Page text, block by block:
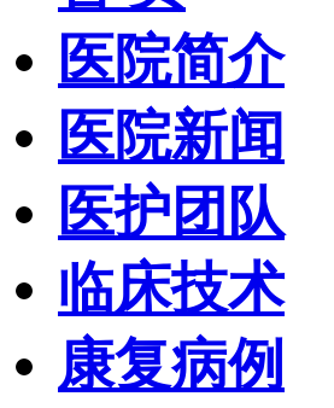
医院简介
医院新闻
医护团队
临床技术
康复病例